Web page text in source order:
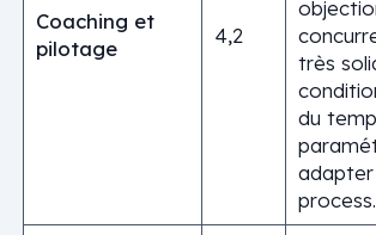
Coaching et
pilotage
4,2
très
du
adapter
process.